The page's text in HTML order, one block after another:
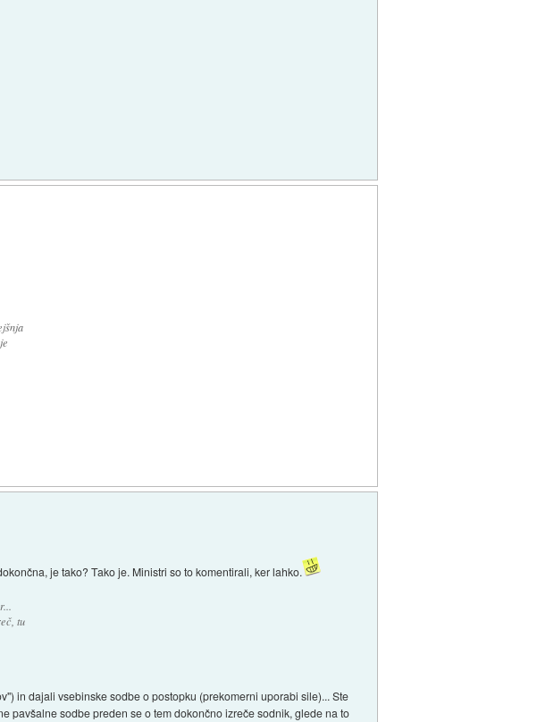
je tako? Tako je. Ministri so to komentirali, ker lahko.
tu
in dajali vsebinske sodbe o postopku (prekomerni uporabi sile)... Ste
pavšalne sodbe preden se o tem dokončno izreče sodnik, glede na to